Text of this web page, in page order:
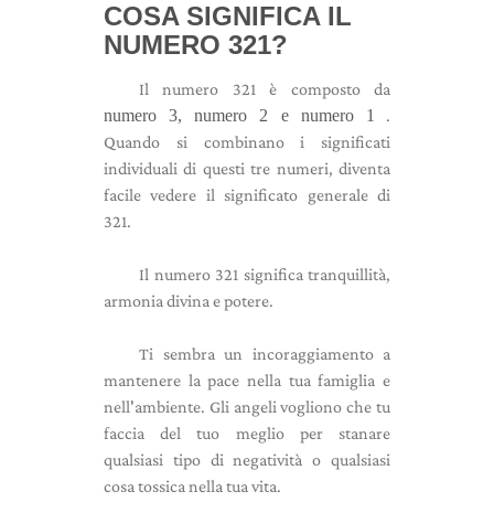
COSA SIGNIFICA IL
NUMERO 321?
Il numero 321 è composto da
numero 3, numero 2 e numero 1
.
Quando si combinano i significati
individuali di questi tre numeri, diventa
facile vedere il significato generale di
321.
Il numero 321 significa tranquillità,
armonia divina e potere.
Ti sembra un incoraggiamento a
mantenere la pace nella tua famiglia e
nell'ambiente. Gli angeli vogliono che tu
faccia del tuo meglio per stanare
qualsiasi tipo di negatività o qualsiasi
cosa tossica nella tua vita.